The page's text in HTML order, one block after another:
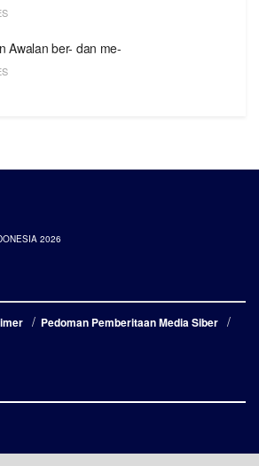
Awalan ber- dan me-
2026
Pedoman Pemberitaan Media Siber